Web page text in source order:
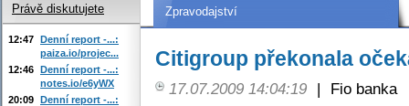
Zpravodajství
Citigroup překonala
17.07.2009 14:04:19 |
Fio banka
Právě diskutujete
12:47 Denní report -...:
paiza.io/projec...
12:46 Denní report -...:
notes.io/e6yWX
20:09 Denní report -...: